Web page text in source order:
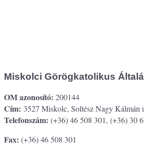
Miskolci Görögkatolikus
OM azonosító: 200144
Cím: 3527 Miskolc, Soltész Nagy Kálmán
Telefonszám: (+36) 46 508 301, (+36) 30
Fax: (+36) 46 508 301